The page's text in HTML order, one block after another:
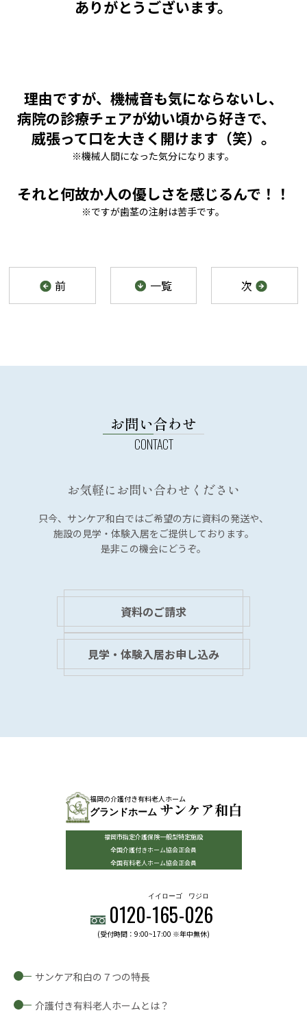
ありがとうございます。
理由ですが、機械音も気にならないし、
病院の診療チェアが幼い頃から好きで、
威張って口を大きく開けます（笑）。
※機械人間になった気分になります。
それと何故か人の優しさを感じるんで！！
※ですが歯茎の注射は苦手です。
前 一覧 次
お問い合わせ
お気軽にお問い合わせください
只今、サンケア和白ではご希望の方に資料の発送や、
施設の見学・体験入居をご提供しております。
是非この機会にどうぞ。
資料のご請求
見学・体験入居お申し込み
福岡の介護付き有料老人ホーム
グランドホーム サンケア和白
福岡市指定介護保険一般型特定施設
全国介護付きホーム協会正会員
全国有料老人ホーム協会正会員
0120-165
イイローゴ
-026
ワジロ
(受付時間：9:00~17:00 ※年中無休)
サンケア和白の７つの特長
介護付き有料老人ホームとは？